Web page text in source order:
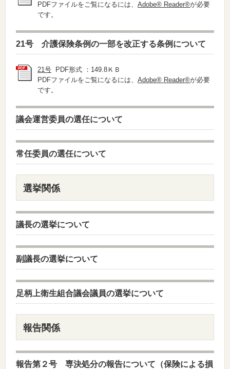
PDFファイルをご覧になるには、 Adobe® Reader®が必要
です。
21号 介護保険条例の一部を改正する条例について
21号 PDF形式 ：149.8ＫＢ
PDFファイルをご覧になるには、 Adobe® Reader®が必要
です。
議会運営委員の選任について
常任委員の選任について
選挙関係
議長の選挙について
副議長の選挙について
足柄上衛生組合議会議員の選挙について
報告関係
報告第２号 専決処分の報告について（保険による損